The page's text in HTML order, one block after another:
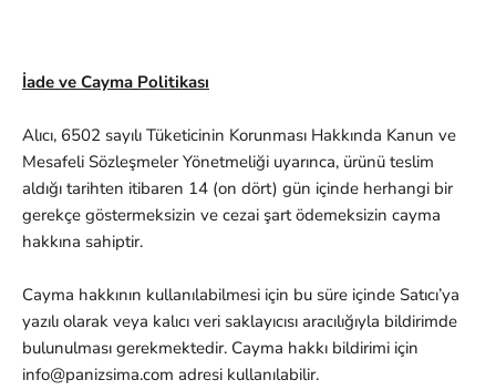
İade ve Cayma Politikası
Alıcı, 6502 sayılı Tüketicinin Korunması Hakkında Kanun ve
Mesafeli Sözleşmeler Yönetmeliği uyarınca, ürünü teslim
aldığı tarihten itibaren 14 (on dört) gün içinde herhangi bir
gerekçe göstermeksizin ve cezai şart ödemeksizin cayma
hakkına sahiptir.
Cayma hakkının kullanılabilmesi için bu süre içinde Satıcı’ya
yazılı olarak veya kalıcı veri saklayıcısı aracılığıyla bildirimde
bulunulması gerekmektedir. Cayma hakkı bildirimi için
info@panizsima.com adresi kullanılabilir.